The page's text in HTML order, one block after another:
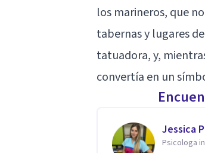
los marineros, que
tabernas y lugares
tatuadora, y,
convertía en un
Jessica
Psicologa